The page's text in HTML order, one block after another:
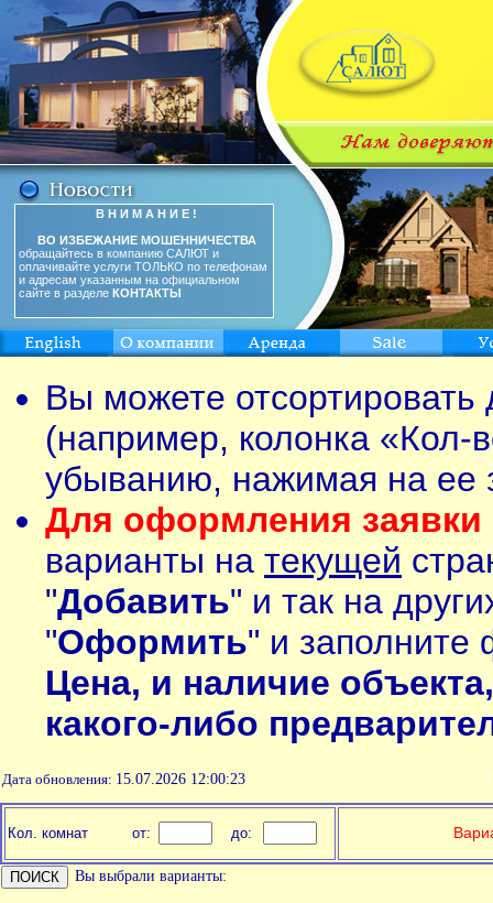
В Н И М А Н И Е !
ВО ИЗБЕЖАНИЕ МОШЕННИЧЕСТВА
обращайтесь в компанию САЛЮТ и
оплачивайте услуги ТОЛЬКО по телефонам
и адресам указанным на официальном
сайте в разделе КОНТАКТЫ
Вы можете
(например, колонка «Кол-
убыванию, нажимая на ее
Для оформления заявки
варианты на текущей
"Добавить" и так на
"Оформить" и заполните
Цена, и наличие
какого-либо
Дата обновления: 15.07.2026 12:00:23
Кол. комнат от: до:
Вы выбрали варианты: